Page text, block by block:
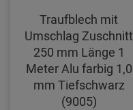
Traufblech mit
Umschlag Zuschnitt
250 mm Länge 1
Meter Alu farbig 1,0
mm Tiefschwarz
(9005)